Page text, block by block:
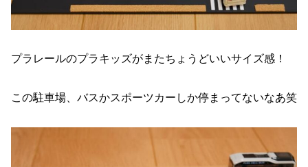
プラレールのプラキッズがまたちょうどいいサイズ感！
この駐車場、バスかスポーツカーしか停まってないなあ笑